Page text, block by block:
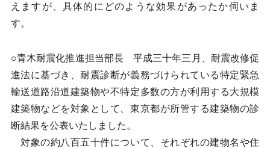
えますが、具体的にどのような効果があったか伺いま
す。
○青木耐震化推進担当部長 平成三十年三月、耐震改修促
進法に基づき、耐震診断が義務づけられている特定緊急
輸送道路沿道建築物や不特定多数の方が利用する大規模
建築物などを対象として、東京都が所管する建築物の診
断結果を公表いたしました。
対象の約八百五十件について、それぞれの建物名や住